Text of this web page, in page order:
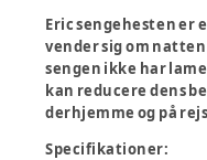
Eric sengehesten er
vender sig om
sengen ikke har
kan reducere dens
derhjemme og på
Specifikationer: